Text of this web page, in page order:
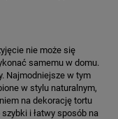
nie może się
samemu w domu.
Najmodniejsze w tym
w stylu naturalnym,
na dekorację tortu
i łatwy sposób na